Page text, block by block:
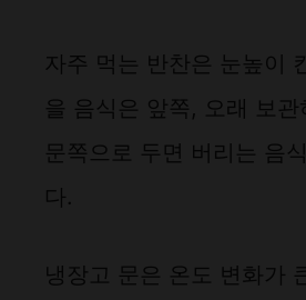
자주 먹는 반찬은 눈높이
을 음식은 앞쪽, 오래 보관
문쪽으로 두면 버리는 음
다.
냉장고 문은 온도 변화가